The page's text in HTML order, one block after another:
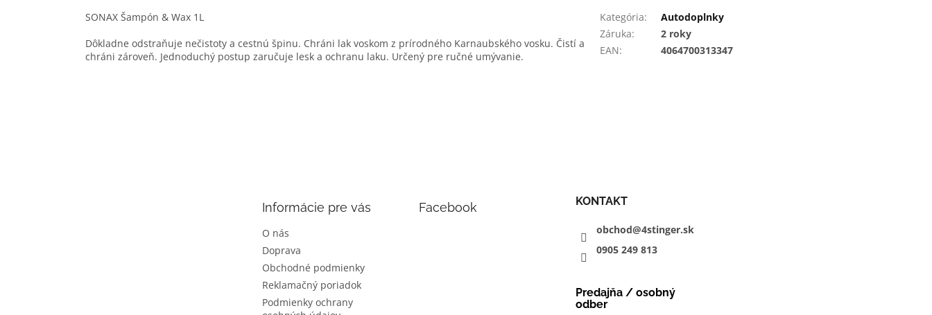
SONAX Šampón & Wax 1L
Dôkladne odstraňuje nečistoty a cestnú špinu. Chráni lak voskom z prírodného Karnaubského vosku. Čistí a
chráni zároveň. Jednoduchý postup zaručuje lesk a ochranu laku. Určený pre ručné umývanie.
Kategória:
Autodoplnky
Záruka:
2 roky
EAN: 4064700313347
Informácie pre vás
O nás
Doprava
Obchodné podmienky
Reklamačný poriadok
Podmienky ochrany
Facebook KONTAKT
obchod@4stinger.sk
0905 249 813
Predajňa / osobný
odber